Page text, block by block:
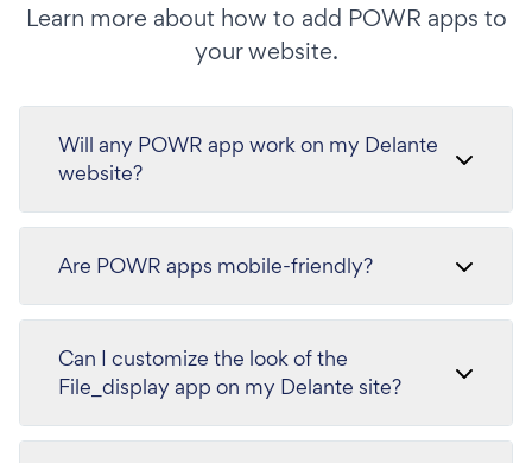
Learn more about how to add POWR apps to
your website.
Will any POWR app work on my Delante
website?
Are POWR apps mobile-friendly?
Can I customize the look of the
File_display app on my Delante site?